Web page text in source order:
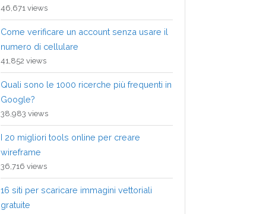
46,671 views
Come verificare un account senza usare il
numero di cellulare
41,852 views
Quali sono le 1000 ricerche più frequenti in
Google?
38,983 views
I 20 migliori tools online per creare
wireframe
36,716 views
16 siti per scaricare immagini vettoriali
gratuite